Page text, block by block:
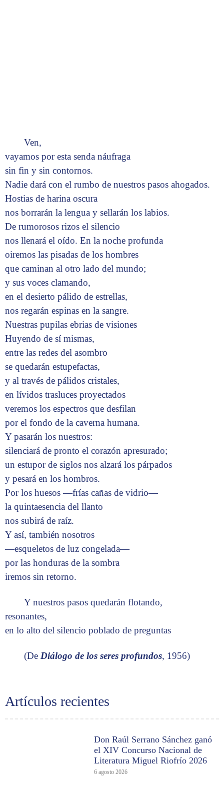
Artículos recientes
Don Raúl Serrano Sánchez ganó
el XIV Concurso Nacional de
Literatura Miguel Riofrío 2026
6 agosto 2026
Ven,
vayamos por esta senda náufraga
sin fin y sin contornos.
Nadie dará con el rumbo de nuestros pasos ahogados.
Hostias de harina oscura
nos borrarán la lengua y sellarán los labios.
De rumorosos rizos el silencio
nos llenará el oído. En la noche profunda
oiremos las pisadas de los hombres
que caminan al otro lado del mundo;
y sus voces clamando,
en el desierto pálido de estrellas,
nos regarán espinas en la sangre.
Nuestras pupilas ebrias de visiones
Huyendo de sí mismas,
entre las redes del asombro
se quedarán estupefactas,
y al través de pálidos cristales,
en lívidos trasluces proyectados
veremos los espectros que desfilan
por el fondo de la caverna humana.
Y pasarán los nuestros:
silenciará de pronto el corazón apresurado;
un estupor de siglos nos alzará los párpados
y pesará en los hombros.
Por los huesos —frías cañas de vidrio—
la quintaesencia del llanto
nos subirá de raíz.
Y así, también nosotros
—esqueletos de luz congelada—
por las honduras de la sombra
iremos sin retorno.
Y nuestros pasos quedarán flotando,
resonantes,
en lo alto del silencio poblado de preguntas
(DeDiálogo de los seres profundos, 1956)